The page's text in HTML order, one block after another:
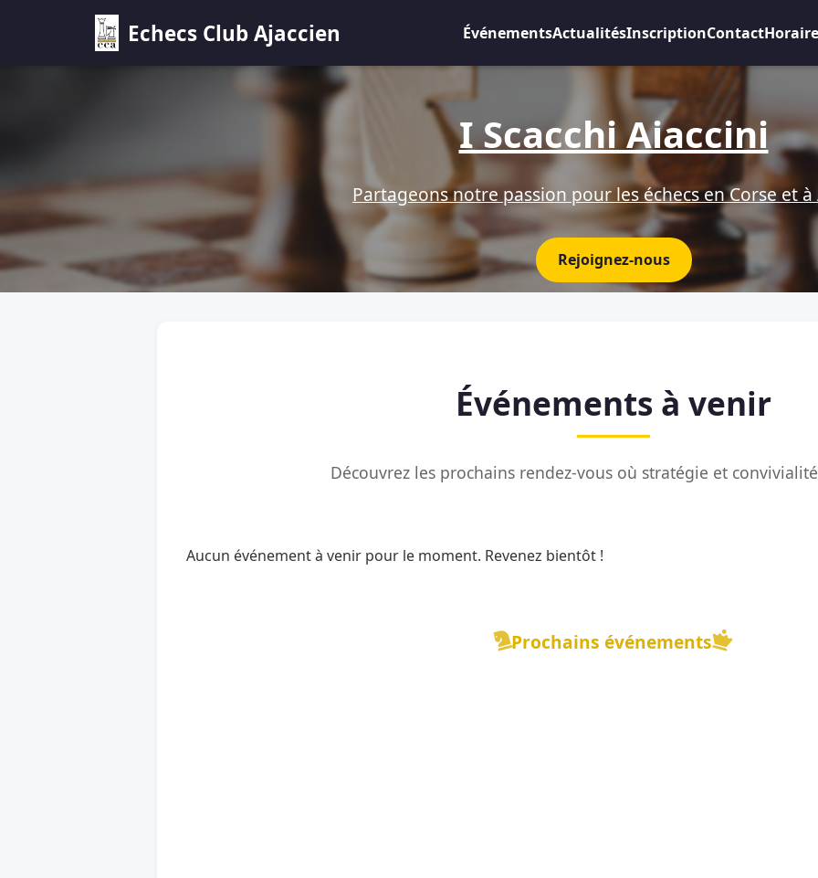
Echecs Club Ajaccien ÉvénementsActualitésInscriptionContact
I Scacchi Aiaccini
Partageons notre passion pour les échecs en Corse et à
Rejoignez-nous
Événements à venir
Découvrez les prochains rendez-vous où stratégie et
Aucun événement à venir pour le moment. Revenez bientôt !
Prochains événements